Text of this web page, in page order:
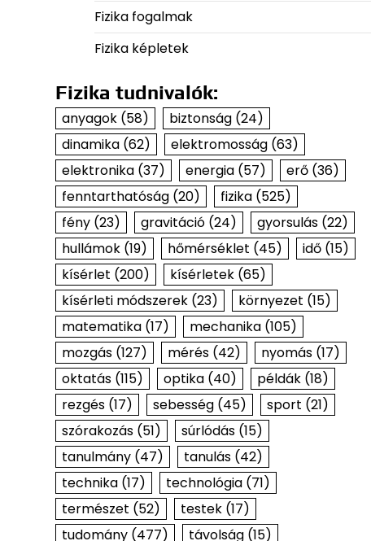
Fizika fogalmak
Fizika képletek
Fizika tudnivalók:
anyagok(58) biztonság(24)
dinamika(62) elektromosság(63)
elektronika(37) energia(57) erő(36)
fenntarthatóság(20) fizika(525)
fény(23) gravitáció(24) gyorsulás(22)
hullámok(19) hőmérséklet (45) idő(15)
kísérlet (200) kísérletek(65)
kísérleti módszerek(23) környezet (15)
matematika(17) mechanika(105)
mozgás(127) mérés(42) nyomás(17)
oktatás(115) optika(40) példák(18)
rezgés(17) sebesség(45) sport (21)
szórakozás(51) súrlódás(15)
tanulmány(47) tanulás(42)
technika(17) technológia(71)
természet (52) testek(17)
tudomány(477) távolság(15)